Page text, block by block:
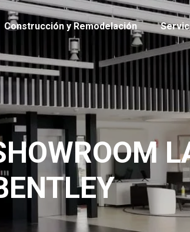
Construcción y Remodelación